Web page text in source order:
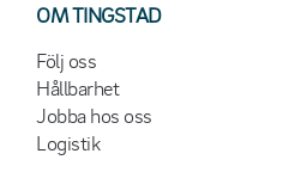
OM TINGSTAD
Följ oss
Hållbarhet
Jobba hos oss
Logistik